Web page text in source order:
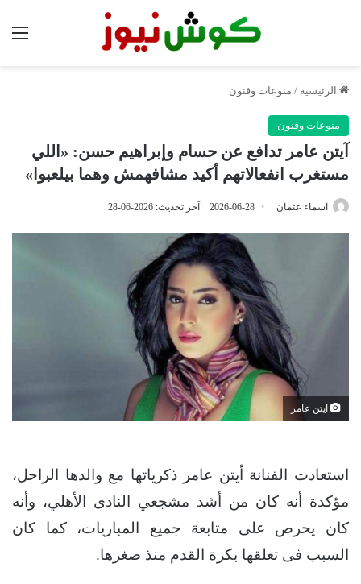
الرئيسية / منوعات وفنون
منوعات وفنون
آيتن عامر تدافع عن حسام وإبراهيم حسن: «اللي
مستغرب انفعالاتهم أكيد مشافهمش وهما بيلعبوا»
اسماء عثمان 2026-06-28 آخر تحديث: 2026-06-28
ايتن عامر
استعادت الفنانة أيتن عامر ذكرياتها مع والدها الراحل،
مؤكدة أنه كان من أشد مشجعي النادى الأهلي، وأنه
كان يحرص على متابعة جميع المباريات، كما كان
السبب فى تعلقها بكرة القدم منذ صغرها.